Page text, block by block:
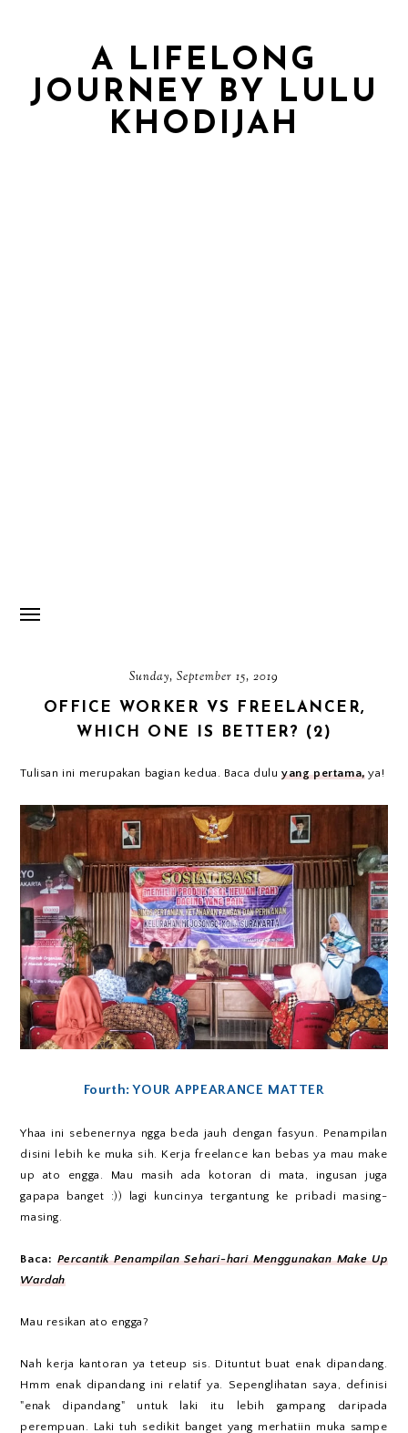
A LIFELONG
JOURNEY BY LULU
KHODIJAH
Sunday, September 15, 2019
OFFICE WORKER VS FREELANCER,
WHICH ONE IS BETTER? (2)
Tulisan ini merupakan bagian kedua. Baca duluyang pertama,ya!
Fourth: YOUR APPEARANCE MATTER
Yhaa ini sebenernya ngga beda jauh dengan fasyun. Penampilan
disini lebih ke muka sih. Kerja freelance kan bebas ya mau make
up ato engga. Mau masih ada kotoran di mata, ingusan juga
gapapa banget :)) lagi kuncinya tergantung ke pribadi masing-
masing.
Baca: Percantik Penampilan Sehari-hari Menggunakan Make Up
Wardah
Mau resikan ato engga?
Nah kerja kantoran ya teteup sis. Dituntut buat enak dipandang.
Hmm enak dipandang ini relatif ya. Sepenglihatan saya, definisi
"enak dipandang" untuk laki itu lebih gampang daripada
perempuan. Laki tuh sedikit banget yang merhatiin muka sampe